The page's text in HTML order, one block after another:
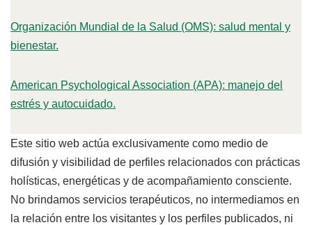
Organización Mundial de la Salud (OMS): salud mental y
bienestar.
American Psychological Association (APA): manejo del
estrés y autocuidado.
Este sitio web actúa exclusivamente como medio de
difusión y visibilidad de perfiles relacionados con prácticas
holísticas, energéticas y de acompañamiento consciente.
No brindamos servicios terapéuticos, no intermediamos en
la relación entre los visitantes y los perfiles publicados, ni